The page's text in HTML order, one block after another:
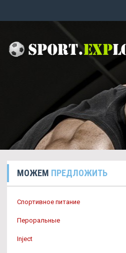
МОЖЕМ ПРЕДЛОЖИТЬ
Спортивное питание
Пероральные
Inject